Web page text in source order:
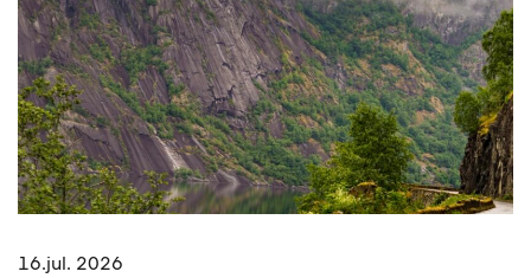
16.jul. 2026